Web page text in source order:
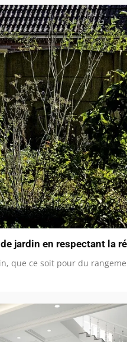
jardin en respectant la
que ce soit pour du